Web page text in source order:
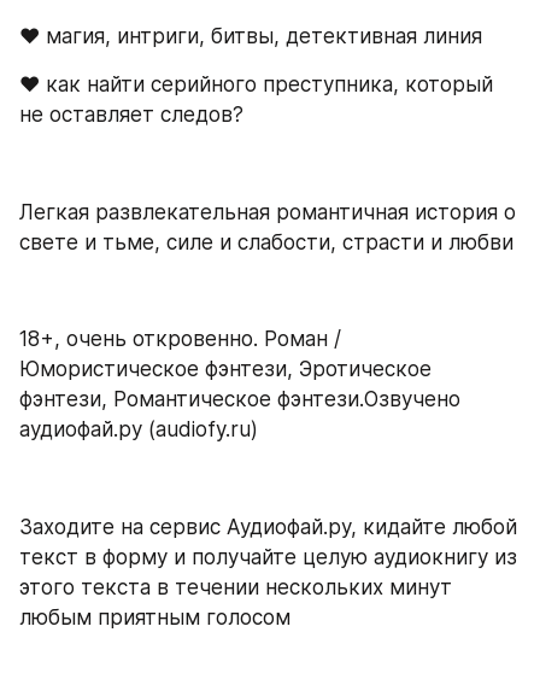
♥ магия, интриги, битвы, детективная линия
♥ как найти серийного преступника, который
не оставляет следов?
Легкая развлекательная романтичная история о
свете и тьме, силе и слабости, страсти и любви
18+, очень откровенно. Роман /
Юмористическое фэнтези, Эротическое
фэнтези, Романтическое фэнтези.Озвучено
аудиофай.ру (audiofy.ru)
Заходите на сервис Аудиофай.ру, кидайте любой
текст в форму и получайте целую аудиокнигу из
этого текста в течении нескольких минут
любым приятным голосом